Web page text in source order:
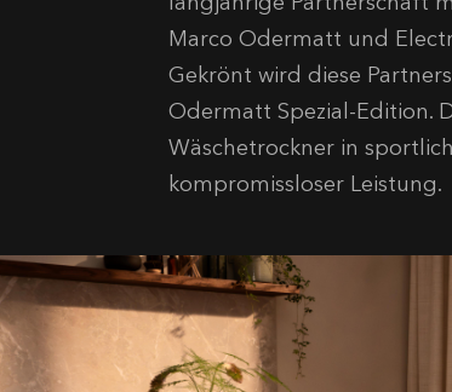
Marco Odermatt und
Gekrönt wird diese
Odermatt Spezial-Edition.
Wäschetrockner in
kompromissloser Leistung.